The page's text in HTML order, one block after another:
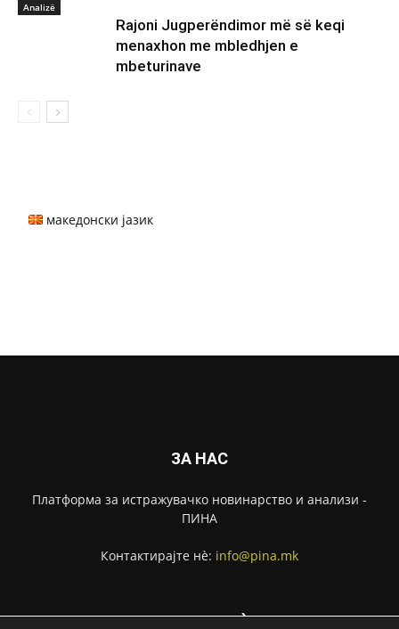
Аnalizë
Rajoni Jugperëndimor më së keqi
menaxhon me mbledhjen e
mbeturinave
македонски јазик
ЗА НАС
Платформа за истражувачко новинарство и анализи -
ПИНА
Контактирајте нѐ: info@pina.mk
СЛЕДЕТЕ НЀ